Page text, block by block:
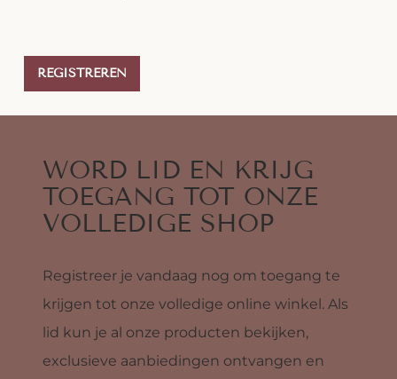
REGISTREREN
WORD LID EN KRIJG
TOEGANG TOT ONZE
VOLLEDIGE SHOP
Registreer je vandaag nog om toegang te
krijgen tot onze volledige online winkel. Als
lid kun je al onze producten bekijken,
exclusieve aanbiedingen ontvangen en